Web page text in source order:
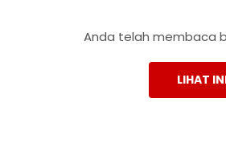
Anda telah membaca
LIHAT